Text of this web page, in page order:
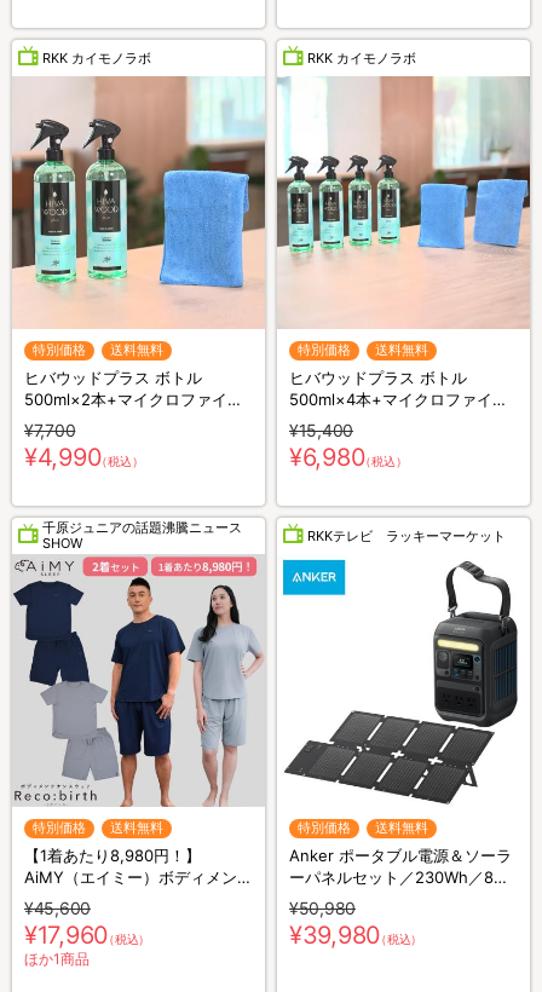
RKK カイモノラボ
特別価格 送料無料
ヒバウッドプラス ボトル
500ml×2本+マイクロファイバ
ークロス×1枚／防虫スプレー／
防虫剤／害虫忌避剤
¥7,700
¥4,990（税込）
RKK カイモノラボ
特別価格 送料無料
ヒバウッドプラス ボトル
500ml×4本+マイクロファイバ
ークロス×2枚／防虫スプレー／
防虫剤／害虫忌避剤
¥15,400
¥6,980（税込）
千原ジュニアの話題沸騰ニュース
SHOW
特別価格 送料無料
【1着あたり8,980円！】
AiMY（エイミー）ボディメンテ
ナンスウェア リカバース／半袖
半ズボン／2着セット／上下セ
ット／リカバリーウェア
¥45,600
¥17,960（税込）
ほか1商品
RKKテレビ ラッキーマーケット
特別価格 送料無料
Anker ポータブル電源＆ソーラ
ーパネルセット／230Wh／8ポ
ート／防災グッズ／災害対策
¥50,980
¥39,980（税込）